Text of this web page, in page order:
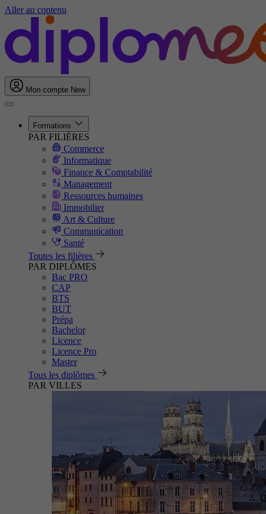
Aller au contenu
Mon compte New
Formations
PAR FILIÈRES
Commerce
Informatique
Finance & Comptabilité
Management
Ressources humaines
Immobilier
Art & Culture
Communication
Santé
Toutes les filières
PAR DIPLÔMES
Bac PRO
CAP
BTS
BUT
Prépa
Bachelor
Licence
Licence Pro
Master
Tous les diplômes
PAR VILLES